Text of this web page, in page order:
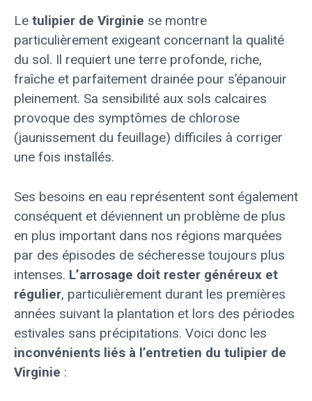
Le tulipier de Virginie se montre
particulièrement exigeant concernant la qualité
du sol. Il requiert une terre profonde, riche,
fraîche et parfaitement drainée pour s’épanouir
pleinement. Sa sensibilité aux sols calcaires
provoque des symptômes de chlorose
(jaunissement du feuillage) difficiles à corriger
une fois installés.
Ses besoins en eau représentent sont également
conséquent et déviennent un problème de plus
en plus important dans nos régions marquées
par des épisodes de sécheresse toujours plus
intenses. L’arrosage doit rester généreux et
régulier, particulièrement durant les premières
années suivant la plantation et lors des périodes
estivales sans précipitations. Voici donc les
inconvénients liés à l’entretien du tulipier de
Virginie :